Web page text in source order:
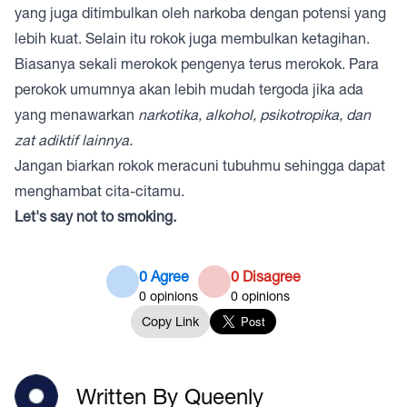
yang juga ditimbulkan oleh narkoba dengan potensi yang
lebih kuat. Selain itu rokok juga membulkan ketagihan.
Biasanya sekali merokok pengenya terus merokok. Para
perokok umumnya akan lebih mudah tergoda jika ada
yang menawarkan narkotika, alkohol, psikotropika, dan
zat adiktif lainnya.
Jangan biarkan rokok meracuni tubuhmu sehingga dapat
menghambat cita-citamu.
Let's say not to smoking.
0 Agree
0 opinions
0 Disagree
0 opinions
Copy Link
Written By Queenly